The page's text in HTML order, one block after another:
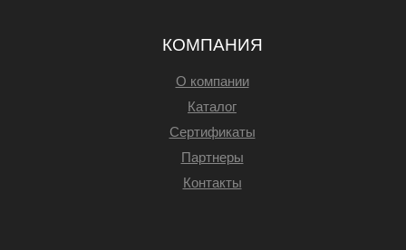
КОМПАНИЯ
О компании
Каталог
Сертификаты
Партнеры
Контакты